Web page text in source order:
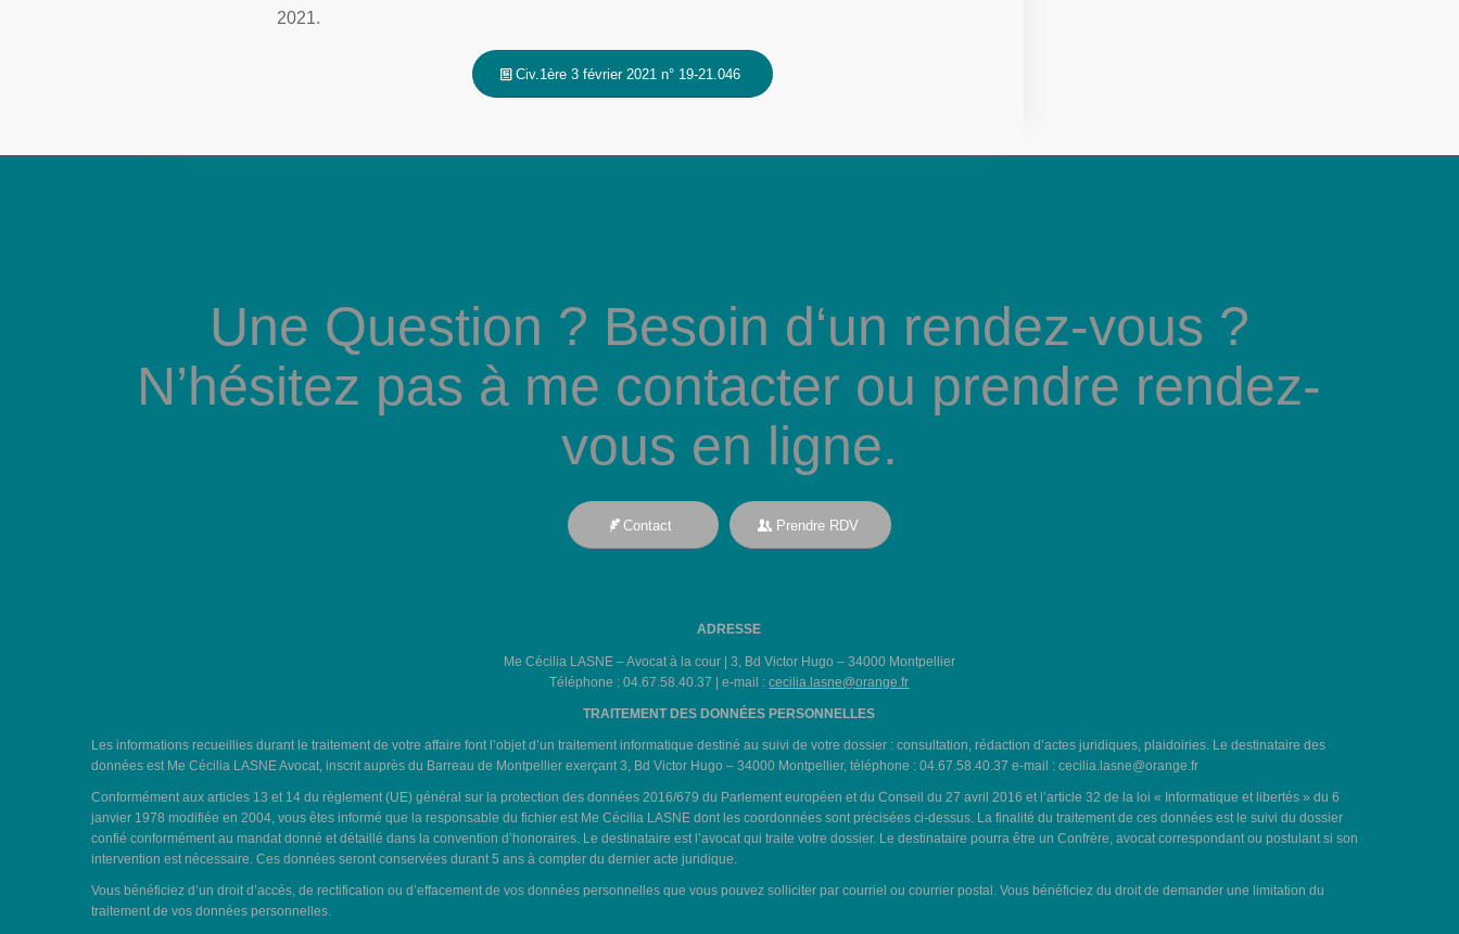
2021.
Civ.1ère 3 février 2021 n° 19-21.046
Une Question ? Besoin d‘un rendez-vous ?
N’hésitez pas à me contacter ou prendre rendez-
vous en ligne.
Contact Prendre RDV
ADRESSE
Me Cécilia LASNE – Avocat à la cour | 3, Bd Victor Hugo – 34000 Montpellier
Téléphone : 04.67.58.40.37 | e-mail :cecilia.lasne@orange.fr
TRAITEMENT DES DONNÉES PERSONNELLES
Les informations recueillies durant le traitement de votre affaire font l’objet d’un traitement informatique destiné au suivi de votre dossier : consultation, rédaction d’actes juridiques, plaidoiries. Le destinataire des
données est Me Cécilia LASNE Avocat, inscrit auprès du Barreau de Montpellier exerçant 3, Bd Victor Hugo – 34000 Montpellier, téléphone : 04.67.58.40.37 e-mail : cecilia.lasne@orange.fr
Conformément aux articles 13 et 14 du règlement (UE) général sur la protection des données 2016/679 du Parlement européen et du Conseil du 27 avril 2016 et l’article 32 de la loi « Informatique et libertés » du 6
janvier 1978 modifiée en 2004, vous êtes informé que la responsable du fichier est Me Cécilia LASNE dont les coordonnées sont précisées ci-dessus. La finalité du traitement de ces données est le suivi du dossier
confié conformément au mandat donné et détaillé dans la convention d’honoraires. Le destinataire est l’avocat qui traite votre dossier. Le destinataire pourra être un Confrère, avocat correspondant ou postulant si son
intervention est nécessaire. Ces données seront conservées durant 5 ans à compter du dernier acte juridique.
Vous bénéficiez d’un droit d’accès, de rectification ou d’effacement de vos données personnelles que vous pouvez solliciter par courriel ou courrier postal. Vous bénéficiez du droit de demander une limitation du
traitement de vos données personnelles.